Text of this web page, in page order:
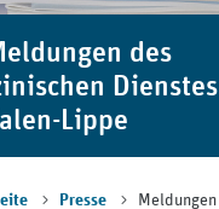
des
Dienstes
Lippe
Presse Meldungen